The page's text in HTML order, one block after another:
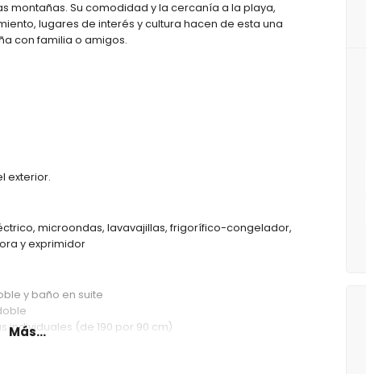
montañas. Su comodidad y la cercanía a la playa,
lugares de interés y cultura hacen de esta una
con familia o amigos.
exterior.
microondas, lavavajillas, frigorífico-congelador,
y exprimidor
y baño en suite
(de 190 por 90 cm)
Más...